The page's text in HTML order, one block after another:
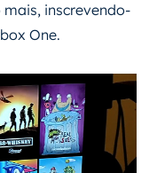
inscrevendo-
One.